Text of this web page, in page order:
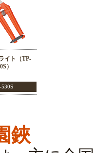
イト（TP-
）
530S
鋏